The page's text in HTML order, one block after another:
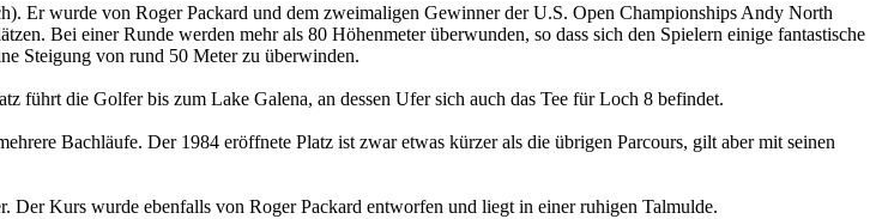
Er wurde von Roger Packard und dem zweimaligen Gewinner der U.S. Open Championships Andy North
Bei einer Runde werden mehr als 80 Höhenmeter überwunden, so dass sich den Spielern einige fantastische
Steigung von rund 50 Meter zu überwinden.
führt die Golfer bis zum Lake Galena, an dessen Ufer sich auch das Tee für Loch 8 befindet.
Bachläufe. Der 1984 eröffnete Platz ist zwar etwas kürzer als die übrigen Parcours, gilt aber mit seinen
Der Kurs wurde ebenfalls von Roger Packard entworfen und liegt in einer ruhigen Talmulde.